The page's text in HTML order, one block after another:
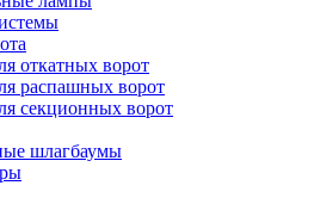
откатных ворот
распашных ворот
секционных ворот
шлагбаумы